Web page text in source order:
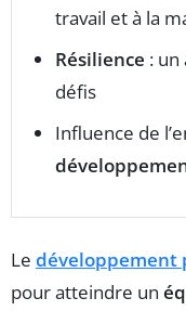
travail et à la
Résilience :
défis
Influence de
Le développement
pour atteindre un